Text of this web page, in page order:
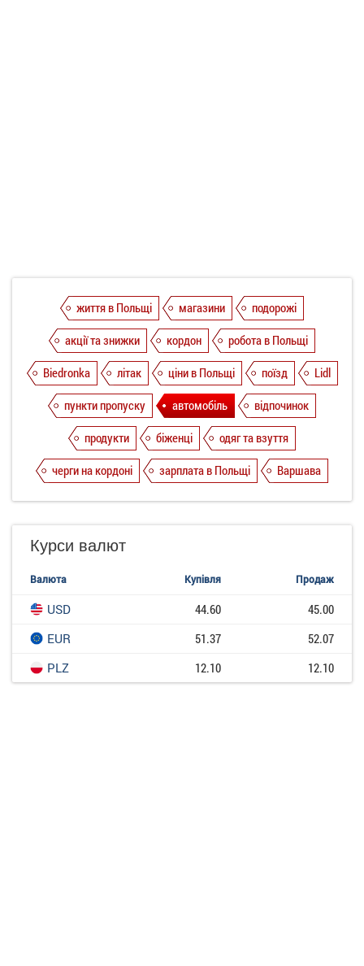
життя в Польщі магазини
подорожі
акції та знижки
кордон
робота в Польщі
Biedronka
літак ціни в Польщі поїзд
Lidl
пункти пропуску
автомобіль
відпочинок
продукти
біженці
одяг та взуття
черги на кордоні
зарплата в Польщі Варшава
Курси валют
Валюта Купівля Продаж
USD 44.60
45.00
EUR
51.37
52.07
PLZ
12.10 12.10